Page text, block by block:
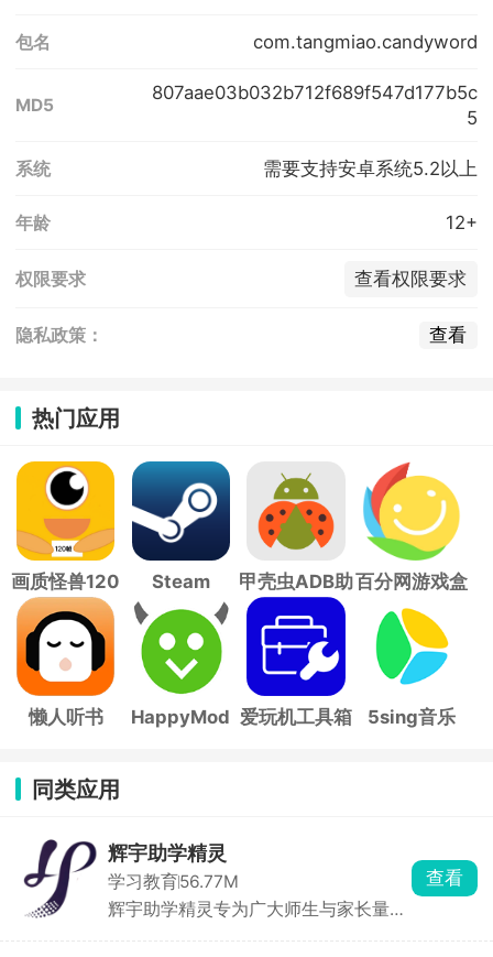
包名 com.tangmiao.candyword
MD5
807aae03b032b712f689f547d177b5c
5
系统 需要支持安卓系统5.2以上
年龄 12+
权限要求 查看权限要求
隐私政策： 查看
热门应用
画质怪兽120
帧
Steam
甲壳虫ADB助
手
百分网游戏盒
子
懒人听书 HappyMod 爱玩机工具箱 5sing音乐
同类应用
辉宇助学精灵
学习教育56.77M
辉宇助学精灵专为广大师生与家长量身
查看